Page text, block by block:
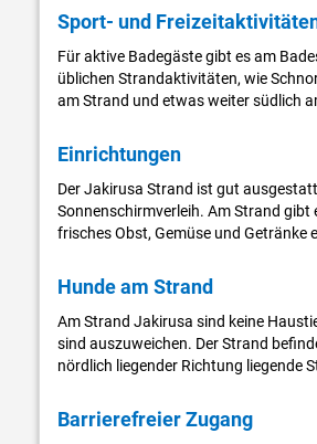
Sport- und
Für aktive Badegäste gibt es am
üblichen Strandaktivitäten, wie
am Strand und etwas weiter südlich
Einrichtungen
Der Jakirusa Strand ist gut
Sonnenschirmverleih. Am Strand
frisches Obst, Gemüse und Getränke
Hunde am Strand
Am Strand Jakirusa sind keine
sind auszuweichen. Der Strand
nördlich liegender Richtung liegende
Barrierefreier Zugang